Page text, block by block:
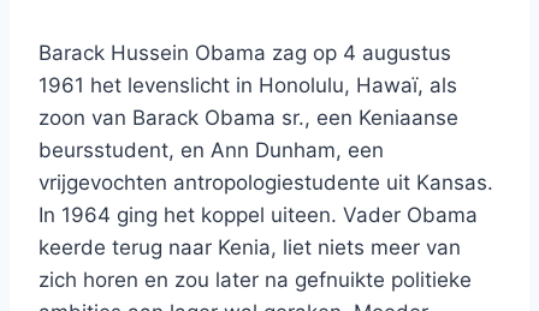
Barack Hussein Obama zag op 4 augustus
1961 het levenslicht in Honolulu, Hawaï, als
zoon van Barack Obama sr., een Keniaanse
beursstudent, en Ann Dunham, een
vrijgevochten antropologiestudente uit Kansas.
In 1964 ging het koppel uiteen. Vader Obama
keerde terug naar Kenia, liet niets meer van
zich horen en zou later na gefnuikte politieke